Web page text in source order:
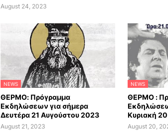
August 24, 2023
NEWS
ΘΕΡΜΟ: Πρόγραμμα
Εκδηλώσεων για σήμερα
Δευτέρα 21 Αυγούστου 2023
August 21, 2023
NEWS
ΘΕΡΜΟ :
Κυριακή
August 20,